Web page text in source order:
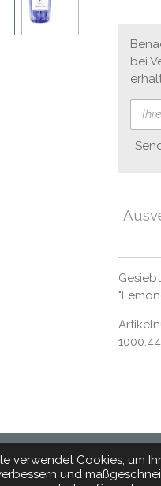
verwendet Cookies, um Ihr
und
bei
2026 Toepferhaft